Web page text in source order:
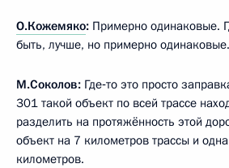
О.Кожемяко: Примерно одинаковые.
быть, лучше, но примерно одинаковые.
М.Соколов: Где‑то это просто
301 такой объект по всей трассе
разделить на протяжённость этой
объект на 7 километров трассы и
километров.